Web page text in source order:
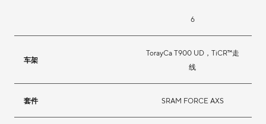
6
车架
TorayCa T900 UD，TiCR™走
线
套件 SRAM FORCE AXS